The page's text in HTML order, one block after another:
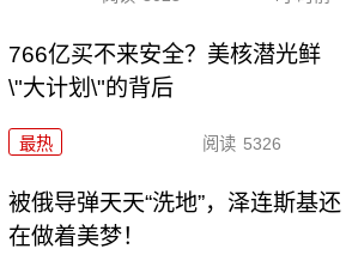
766亿买不来安全？美核潜光鲜
\"大计划\"的背后
最热 阅读 5326
被俄导弹天天“洗地”，泽连斯基还
在做着美梦！